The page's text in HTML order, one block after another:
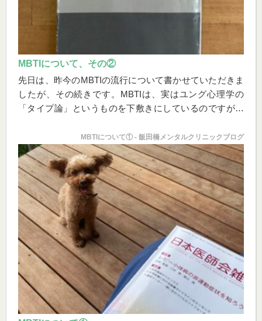
MBTIについて、その②
先日は、昨今のMBTIの流行について書かせていただきま
したが、その続きです。MBTIは、実はユング心理学の
「タイプ論」というものを下敷きにしているのですが、
書などから説明しますね。
ユングは、人の性格をタイプ分けすることを考え、分類
する指標として、心の２つの基本的態度というものと、4
つの心理機能とを見出しました。
基本的態度とは、いわゆる「外向性」と「内向性」のこ
とです。この言葉は、日常的にも、「僕は内向的だか
ら…」などど普通に使われていてわかりやすいですよ
ね。一方心理機能とは、物事を把握する時の心の用い方
のことでして、ユングは、各個人はおのおの最も得意と
する心理機能を持っていると考えました。
MBTIについて① - 飯田橋メンタルクリニックブログ